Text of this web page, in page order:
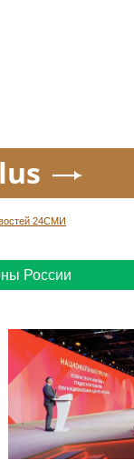
24СМИ
России